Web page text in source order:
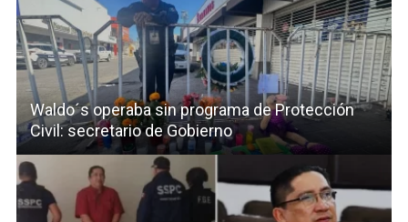
Waldo´s operaba sin programa de Protección
Civil: secretario de Gobierno